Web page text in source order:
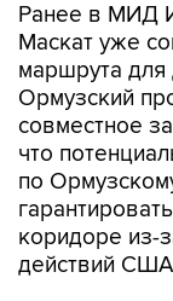
Ранее в МИД
Маскат уже
маршрута
Ормузский
совместное
что
по
коридоре из-
действий